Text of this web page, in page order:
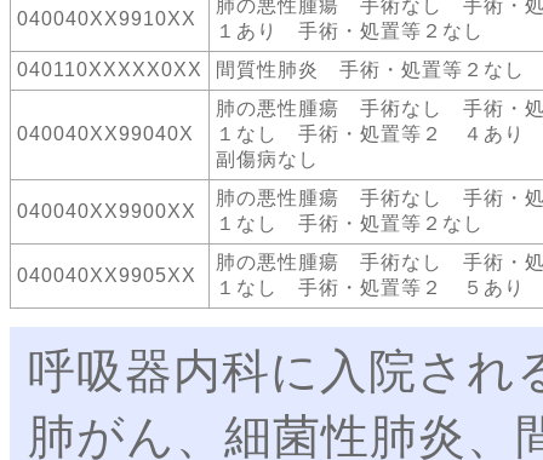
040040XX9910XX
肺の悪性腫瘍 手術なし 手術・
１あり 手術・処置等２なし
040110XXXXX0XX
間質性肺炎 手術・処置等２なし
040040XX99040X
肺の悪性腫瘍 手術なし 手術・
１なし 手術・処置等２ ４あり
副傷病なし
040040XX9900XX
肺の悪性腫瘍 手術なし 手術・
１なし 手術・処置等２なし
040040XX9905XX
肺の悪性腫瘍 手術なし 手術・
１なし 手術・処置等２ ５あり
呼吸器内科に入院され
肺がん、細菌性肺炎、